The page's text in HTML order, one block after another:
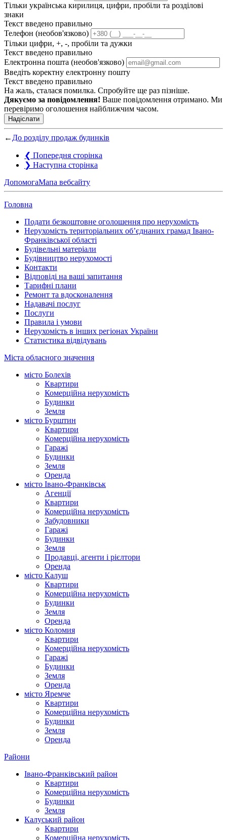
Тільки українська кирилиця, цифри, пробіли та розділові
знаки
Текст введено правильно
Телефон (необов'язково)
Тільки цифри, +, -, пробіли та дужки
Текст введено правильно
Електронна пошта (необов'язково)
Введіть коректну електронну пошту
Текст введено правильно
На жаль, сталася помилка. Спробуйте ще раз пізніше.
Дякуємо за повідомлення! Ваше повідомлення отримано. Ми
перевіримо оголошення найближчим часом.
Надіслати
← До розділу продаж будинків
❮ Попередня сторінка
❯ Наступна сторінка
ДопомогаМапа вебсайту
Головна
Подати безкоштовне оголошення про нерухомість
Нерухомість територіальних об’єднаних грамад Івано-
Франківської області
Будівельні матеріали
Будівництво нерухомості
Контакти
Відповіді на ваші запитання
Тарифні плани
Ремонт та вдосконалення
Надавачі послуг
Послуги
Правила і умови
Нерухомість в інших регіонах України
Статистика відвідувань
Міста обласного значення
місто Болехів
Квартири
Комерційна нерухомість
Будинки
Земля
місто Бурштин
Квартири
Комерційна нерухомість
Гаражі
Будинки
Земля
Оренда
місто Івано-Франківськ
Агенції
Квартири
Комерційна нерухомість
Забудовники
Гаражі
Будинки
Земля
Продавці, агенти і рієлтори
Оренда
місто Калуш
Квартири
Комерційна нерухомість
Будинки
Земля
Оренда
місто Коломия
Квартири
Комерційна нерухомість
Гаражі
Будинки
Земля
Оренда
місто Яремче
Квартири
Комерційна нерухомість
Будинки
Земля
Оренда
Райони
Івано-Франківський район
Квартири
Комерційна нерухомість
Будинки
Земля
Калуський район
Квартири
Комерційна нерухомість